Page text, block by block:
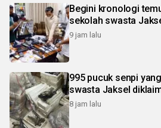
Begini kronologi
sekolah swasta
9 jam lalu
995 pucuk senpi
swasta Jaksel
8 jam lalu